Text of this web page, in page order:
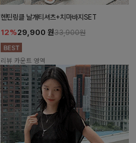
헨틴링클 날개티셔츠+치마바지SET
12%29,900 원33,900원
리뷰 카운트 영역